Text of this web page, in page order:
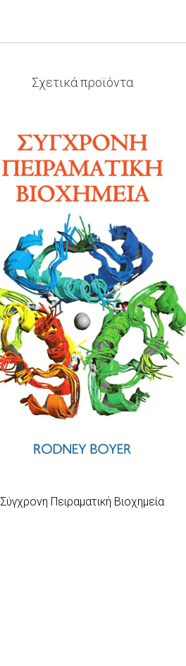
Σχετικά προϊόντα
Σύγχρονη Πειραματική Βιοχημεία